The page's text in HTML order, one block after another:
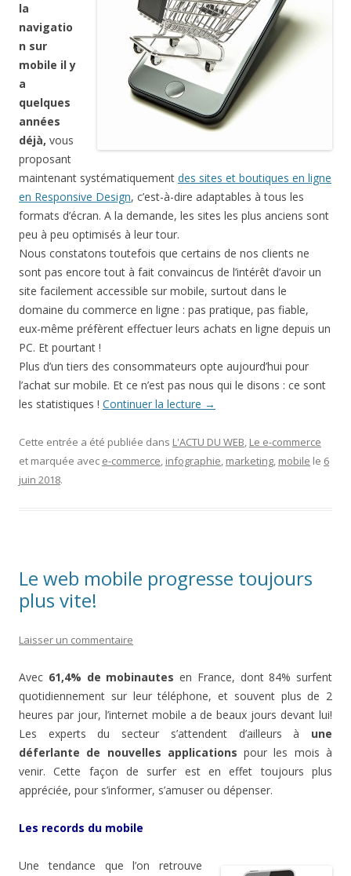
la
navigatio
n sur
mobile il y
a
quelques
années
déjà, vous
proposant
maintenant systématiquement des sites et boutiques en ligne
en Responsive Design, c’est-à-dire adaptables à tous les
formats d’écran. A la demande, les sites les plus anciens sont
peu à peu optimisés à leur tour.
Nous constatons toutefois que certains de nos clients ne
sont pas encore tout à fait convaincus de l’intérêt d’avoir un
site facilement accessible sur mobile, surtout dans le
domaine du commerce en ligne : pas pratique, pas fiable,
eux-même préfèrent effectuer leurs achats en ligne depuis un
PC. Et pourtant !
Plus d’un tiers des consommateurs opte aujourd’hui pour
l’achat sur mobile. Et ce n’est pas nous qui le disons : ce sont
les statistiques ! Continuer la lecture →
Cette entrée a été publiée dans L'ACTU DU WEB, Le e-commerce
et marquée avec e-commerce, infographie, marketing, mobile le 6
juin 2018.
Le web mobile progresse toujours
plus vite!
Laisser un commentaire
Avec 61,4% de mobinautes en France, dont 84% surfent
quotidiennement sur leur téléphone, et souvent plus de 2
heures par jour, l’internet mobile a de beaux jours devant lui!
Les experts du secteur s’attendent d’ailleurs à une
déferlante de nouvelles applications pour les mois à
venir. Cette façon de surfer est en effet toujours plus
appréciée, pour s’informer, s’amuser ou dépenser.
Les records du mobile
Une tendance que l’on retrouve